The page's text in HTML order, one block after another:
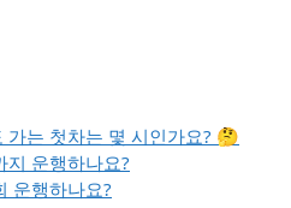
가는 첫차는 몇 시인가요? 🤔
운행하나요?
운행하나요?